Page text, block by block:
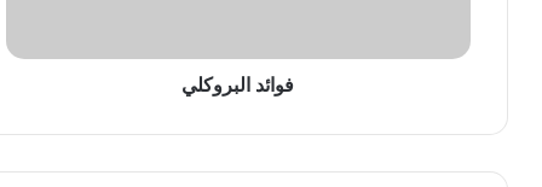
ر
ل
فوائد البروكلي